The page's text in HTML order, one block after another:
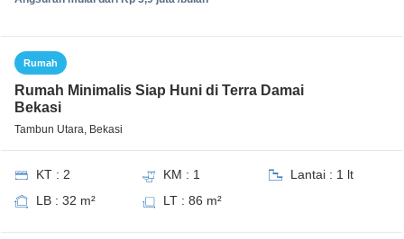
Rumah
Rumah Minimalis Siap Huni di Terra Damai
Bekasi
Tambun Utara, Bekasi
KT : 2 KM : 1
Lantai : 1 lt
LB : 32 m²
LT : 86 m²